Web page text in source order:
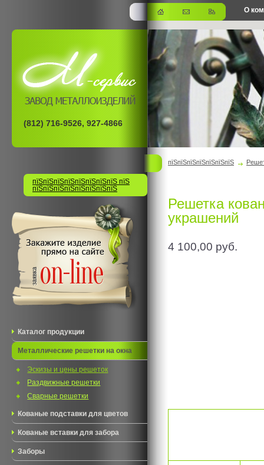
О
офис
(812) 716-9526, 927-4866
пїЅпїЅпїЅпїЅпїЅпїЅпїЅпїЅ пїЅ
пїЅпїЅпїЅпїЅпїЅпїЅпїЅпїЅ
Каталог продукции
Металлические решетки на окна
Эскизы и цены решеток
Раздвижные решетки
Сварные решетки
Кованые подставки для цветов
Кованые вставки для забора
Заборы
пїЅпїЅпїЅпїЅпїЅпїЅпїЅ
Решетка
украшений
4 100,00 руб.